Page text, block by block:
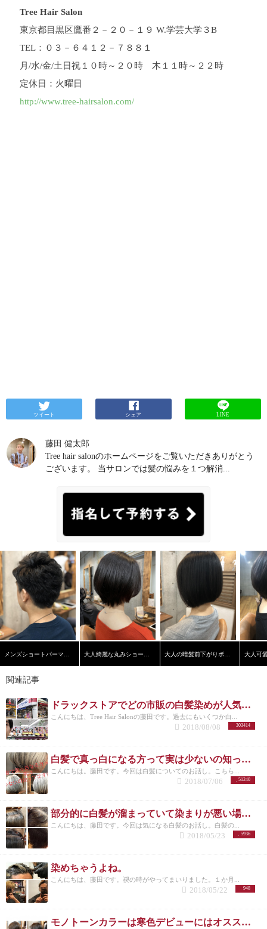
Tree Hair Salon
東京都目黒区鷹番２－２０－１９ W.学芸大学３B
TEL：０３－６４１２－７８８１
月/水/金/土日祝１０時～２０時 木１１時～２２時
定休日：火曜日
http://www.tree-hairsalon.com/
ツイート シェア LINE
藤田 健太郎
Tree hair salonのホームページをご覧いただきありがとう
ございます。 当サロンでは髪の悩みを１つ解消...
大人の暗髪前下がりボブ【学芸大学】【髪質改善】
関連記事
ドラックストアでどの市販の白髪染めが人気なのか美容師がリサーチしてランキングにした。
こんにちは、Tree Hair Salonの藤田です。過去にもいくつか白...
303414
2018/08/08
白髪で真っ白になる方って実は少ないの知ってますか？
こんにちは。藤田です。今回は白髪についてのお話し。こちら...
51240
2018/07/06
部分的に白髪が溜まっていて染まりが悪い場合どうすればいい？？
こんにちは、藤田です。今回は気になる白髪のお話し。白髪の...
5936
2018/05/23
染めちゃうよね。
こんにちは、藤田です。禊の時がやってまいりました。１か月...
948
2018/05/22
モノトーンカラーは寒色デビューにはオススメのヘアカラー